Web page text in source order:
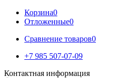
Корзина0
Отложенные0
Сравнение товаров0
+7 985 507-07-09
Контактная информация